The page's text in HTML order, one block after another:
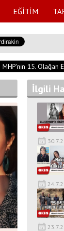
EĞİTİM
MHP'nin 15. Olağan
İlgili